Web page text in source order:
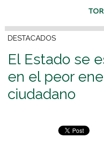
DESTACADOS
El Estado se
en el peor
ciudadano